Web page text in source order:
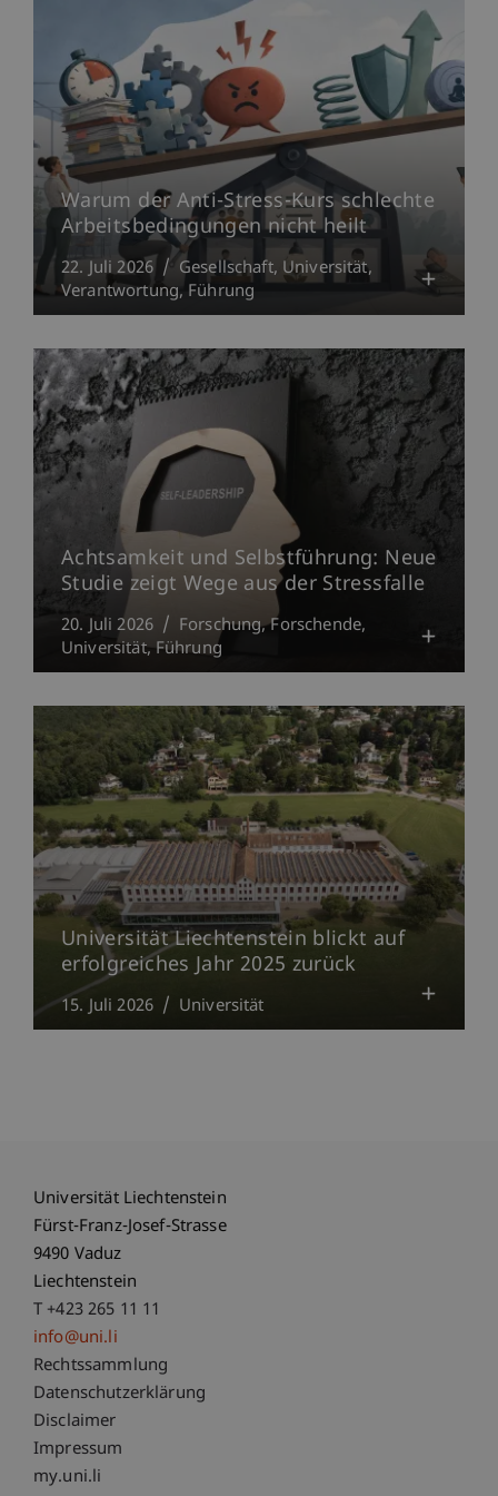
Warum der Anti-Stress-Kurs schlechte
Arbeitsbedingungen nicht heilt
22. Juli 2026 Gesellschaft Universität
Verantwortung Führung
Achtsamkeit und Selbstführung: Neue
Studie zeigt Wege aus der Stressfalle
20. Juli 2026 Forschung Forschende
Universität Führung
Universität Liechtenstein blickt auf
erfolgreiches Jahr 2025 zurück
15. Juli 2026 Universität
Universität Liechtenstein
Fürst-Franz-Josef-Strasse
9490 Vaduz
Liechtenstein
T +423 265 11 11
info@uni.li
Fußzeile Rechtliche Hinweise
Rechtssammlung
Datenschutzerklärung
Disclaimer
Impressum
Fußzeile Subdomain-Verzeichnis
my.uni.li